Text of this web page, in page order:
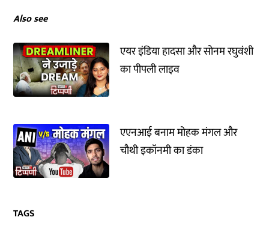
Also see
एयर इंडिया हादसा और सोनम रघुवंशी
का पीपली लाइव
एएनआई बनाम मोहक मंगल और
चौथी इकॉनमी का डंका
TAGS